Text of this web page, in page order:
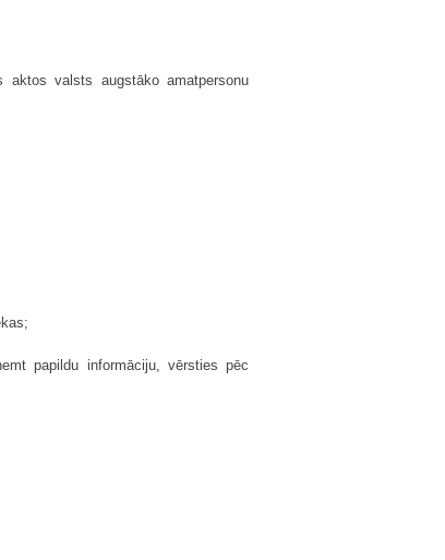
aktos valsts augstāko amatper­sonu
papildu informāciju, vērsties pēc